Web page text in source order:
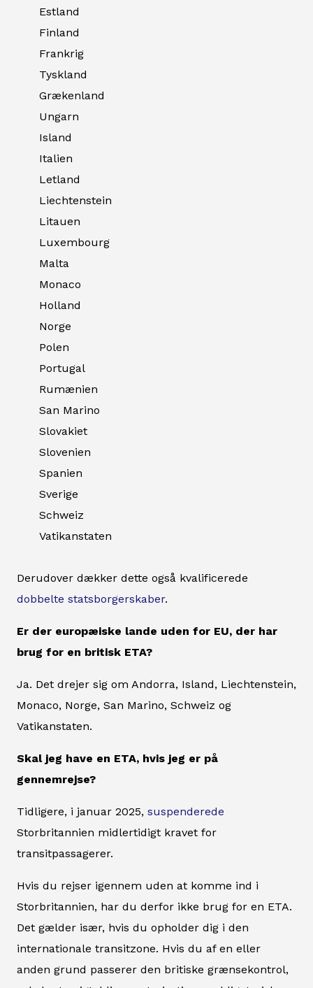
Estland
Finland
Frankrig
Tyskland
Grækenland
Ungarn
Island
Italien
Letland
Liechtenstein
Litauen
Luxembourg
Malta
Monaco
Holland
Norge
Polen
Portugal
Rumænien
San Marino
Slovakiet
Slovenien
Spanien
Sverige
Schweiz
Vatikanstaten
Derudover dækker dette også kvalificerede
dobbelte statsborgerskaber.
Er der europæiske lande uden for EU, der har
brug for en britisk ETA?
Ja. Det drejer sig om Andorra, Island, Liechtenstein,
Monaco, Norge, San Marino, Schweiz og
Vatikanstaten.
Skal jeg have en ETA, hvis jeg er på
gennemrejse?
Tidligere, i januar 2025, suspenderede
Storbritannien midlertidigt kravet for
transitpassagerer.
Hvis du rejser igennem uden at komme ind i
Storbritannien, har du derfor ikke brug for en ETA.
Det gælder især, hvis du opholder dig i den
internationale transitzone. Hvis du af en eller
anden grund passerer den britiske grænsekontrol,